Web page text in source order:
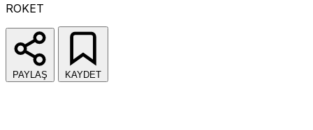
ROKET
PAYLAŞ KAYDET